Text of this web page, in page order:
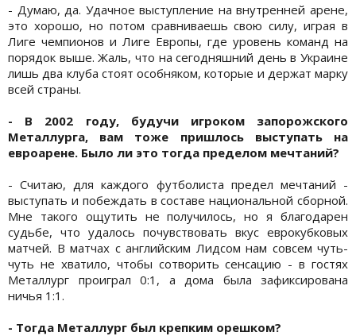
- Думаю, да. Удачное выступление на внутренней арене,
это хорошо, но потом сравниваешь свою силу, играя в
Лиге чемпионов и Лиге Европы, где уровень команд на
порядок выше. Жаль, что на сегодняшний день в Украине
лишь два клуба стоят особняком, которые и держат марку
всей страны.
- В 2002 году, будучи игроком запорожского
Металлурга, вам тоже пришлось выступать на
евроарене. Было ли это тогда пределом мечтаний?
- Считаю, для каждого футболиста предел мечтаний -
выступать и побеждать в составе национальной сборной.
Мне такого ощутить не получилось, но я благодарен
судьбе, что удалось почувствовать вкус еврокубковых
матчей. В матчах с английским Лидсом нам совсем чуть-
чуть не хватило, чтобы сотворить сенсацию - в гостях
Металлург проиграл 0:1, а дома была зафиксирована
ничья 1:1.
- Тогда Металлург был крепким орешком?